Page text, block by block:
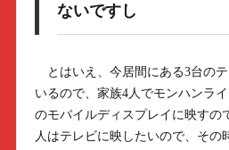
ないですし
とはいえ、今居間にある3台の
いるので、家族4人でモンハンラ
のモバイルディスプレイに映すの
人はテレビに映したいので、その